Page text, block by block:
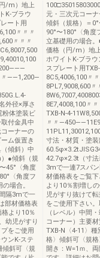
/m）地上
K-ブラウ
ート用
〃〃〃
〃〃〃
〃——1,200—
外径×厚さ
体塗装ビ
付金具中
ーナーの
ム仮置き
傾斜）中
●傾斜（規
45°〈角度
〈角度フ
場合。
隔3mで一
部材価格表
より10％
幼児がすり
をご使用
ンK-ステ
傾斜可〈規
元・三次元コー
傾斜（規格）＝
90°〜180°〈角
立基礎用の場合
価格（円/m）地
ホワイトK-ブラ
スプレート用
8C5,4006,100〃
8PL7,9008,600
8E7,4008,100〃
TXB-N-4-
〃〃
寸法・材質・塗
42.7φ×2.3t（寸
3mで一連7スパ
材価格表をご覧
より10％割増し
児がすり抜けて
をご使用下さい
（レベル）中間
コーナー）主要
TXB-N〈4-11〉
格〉傾斜可〈規
開き：W=1ｍ、